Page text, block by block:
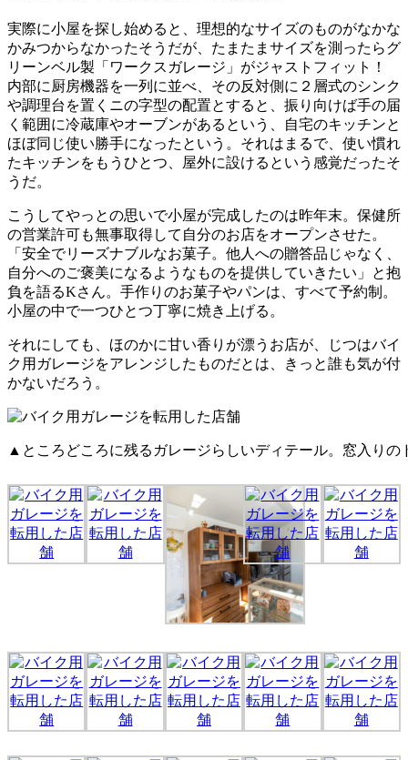
実際に小屋を探し始めると、理想的なサイズのものがなかな
かみつからなかったそうだが、たまたまサイズを測ったらグ
リーンベル製「ワークスガレージ」がジャストフィット！
内部に厨房機器を一列に並べ、その反対側に２層式のシンク
や調理台を置くニの字型の配置とすると、振り向けば手の届
く範囲に冷蔵庫やオーブンがあるという、自宅のキッチンと
ほぼ同じ使い勝手になったという。それはまるで、使い慣れ
たキッチンをもうひとつ、屋外に設けるという感覚だったそ
うだ。
こうしてやっとの思いで小屋が完成したのは昨年末。保健所
の営業許可も無事取得して自分のお店をオープンさせた。
「安全でリーズナブルなお菓子。他人への贈答品じゃなく、
自分へのご褒美になるようなものを提供していきたい」と抱
負を語るKさん。手作りのお菓子やパンは、すべて予約制。
小屋の中で一つひとつ丁寧に焼き上げる。
それにしても、ほのかに甘い香りが漂うお店が、じつはバイ
ク用ガレージをアレンジしたものだとは、きっと誰も気が付
かないだろう。
▲ところどころに残るガレージらしいディテール。窓入りの